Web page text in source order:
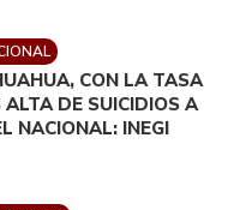
CON LA TASA
ALTA DE SUICIDIOS A
NACIONAL: INEGI